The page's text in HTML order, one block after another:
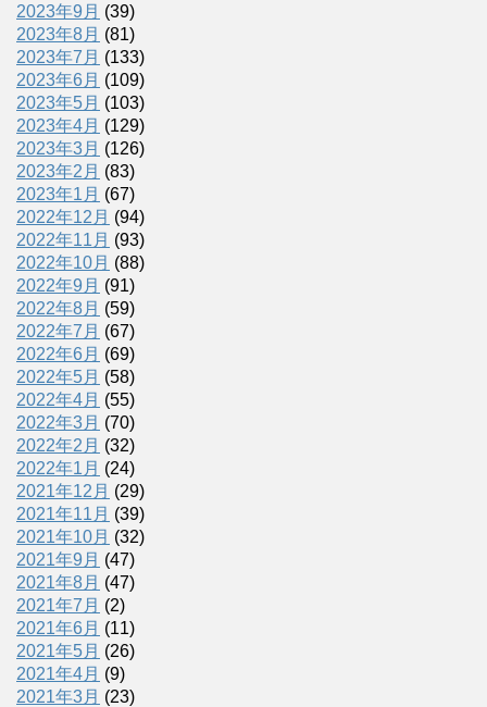
2023年9月 (39)
2023年8月 (81)
2023年7月 (133)
2023年6月 (109)
2023年5月 (103)
2023年4月 (129)
2023年3月 (126)
2023年2月 (83)
2023年1月 (67)
2022年12月 (94)
2022年11月 (93)
2022年10月 (88)
2022年9月 (91)
2022年8月 (59)
2022年7月 (67)
2022年6月 (69)
2022年5月 (58)
2022年4月 (55)
2022年3月 (70)
2022年2月 (32)
2022年1月 (24)
2021年12月 (29)
2021年11月 (39)
2021年10月 (32)
2021年9月 (47)
2021年8月 (47)
2021年7月 (2)
2021年6月 (11)
2021年5月 (26)
2021年4月 (9)
2021年3月 (23)